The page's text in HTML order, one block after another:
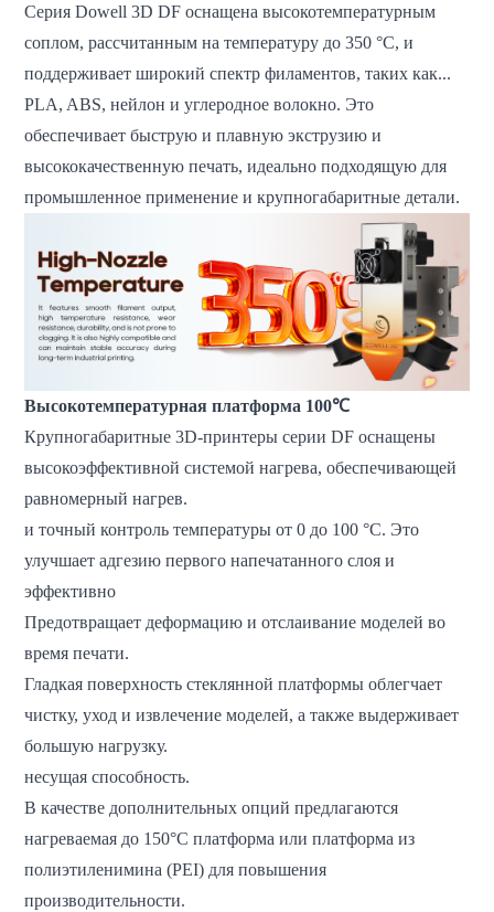
Серия Dowell 3D DF оснащена высокотемпературным
соплом, рассчитанным на температуру до 350 °C, и
поддерживает широкий спектр филаментов, таких как...
PLA, ABS, нейлон и углеродное волокно. Это
обеспечивает быструю и плавную экструзию и
высококачественную печать, идеально подходящую для
промышленное применение и крупногабаритные детали.
Высокотемпературная платформа 100℃
Крупногабаритные 3D-принтеры серии DF оснащены
высокоэффективной системой нагрева, обеспечивающей
равномерный нагрев.
и точный контроль температуры от 0 до 100 °C. Это
улучшает адгезию первого напечатанного слоя и
эффективно
Предотвращает деформацию и отслаивание моделей во
время печати.
Гладкая поверхность стеклянной платформы облегчает
чистку, уход и извлечение моделей, а также выдерживает
большую нагрузку.
несущая способность.
В качестве дополнительных опций предлагаются
нагреваемая до 150°C платформа или платформа из
полиэтиленимина (PEI) для повышения
производительности.